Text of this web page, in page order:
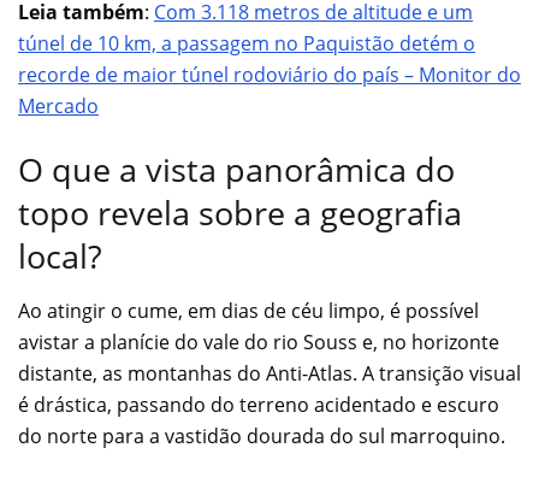
Leia também: Com 3.118 metros de altitude e um
túnel de 10 km, a passagem no Paquistão detém o
recorde de maior túnel rodoviário do país – Monitor do
Mercado
O que a vista panorâmica do
topo revela sobre a geografia
local?
Ao atingir o cume, em dias de céu limpo, é possível
avistar a planície do vale do rio Souss e, no horizonte
distante, as montanhas do Anti-Atlas. A transição visual
é drástica, passando do terreno acidentado e escuro
do norte para a vastidão dourada do sul marroquino.